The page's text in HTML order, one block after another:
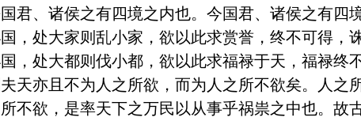
君、诸侯之有四境之内也。今国君、诸侯之有四
，处大家则乱小家，欲以此求赏誉，终不可得，
，处大都则伐小都，欲以此求福禄于天，福禄终
天亦且不为人之所欲，而为人之所不欲矣。人之
不欲，是率天下之万民以从事乎祸祟之中也。故